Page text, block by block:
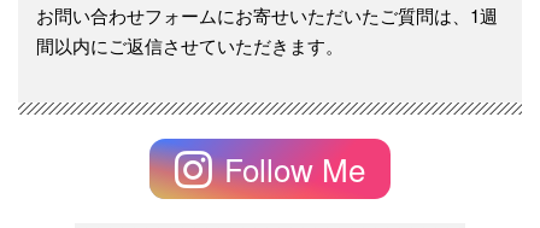
お問い合わせフォームにお寄せいただいたご質問は、1週
間以内にご返信させていただきます。
Follow Me